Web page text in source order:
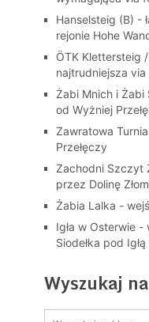
Hanselsteig (B) -
rejonie Hohe
ÖTK Klettersteig
najtrudniejsza
Żabi Mnich i
od Wyżniej
Zawratowa
Przełęczy
Zachodni Szczyt
przez Dolinę
Żabia Lalka -
Igła w Osterwie
Siodełka pod Igłą
Wyszukaj